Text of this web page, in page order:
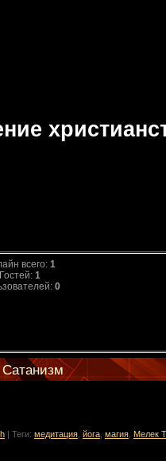
всего: 1
Гостей: 1
0
Теги: медитация, йога, магия, Мелек